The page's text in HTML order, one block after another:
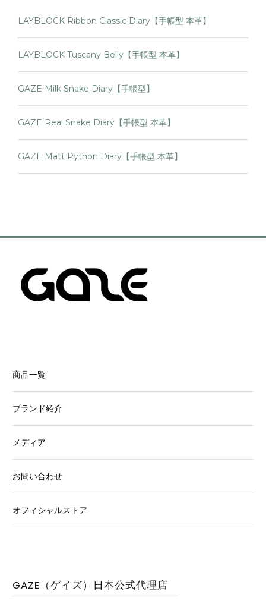
LAYBLOCK Ribbon Classic Diary【手帳型 本革】
LAYBLOCK Tuscany Belly【手帳型 本革】
GAZE Milk Snake Diary【手帳型】
GAZE Real Snake Diary【手帳型 本革】
GAZE Matt Python Diary【手帳型 本革】
商品一覧
ブランド紹介
メディア
お問い合わせ
オフィシャルストア
GAZE（ゲイズ）日本公式代理店